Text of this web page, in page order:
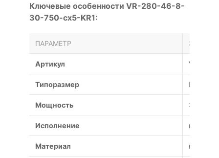
Ключевые особенности VR-280-46-8-
30-750-cx5-KR1:
ПАРАМЕТР
Артикул VR-
Типоразмер №5
Мощность 30 кВт
Исполнение
Материал